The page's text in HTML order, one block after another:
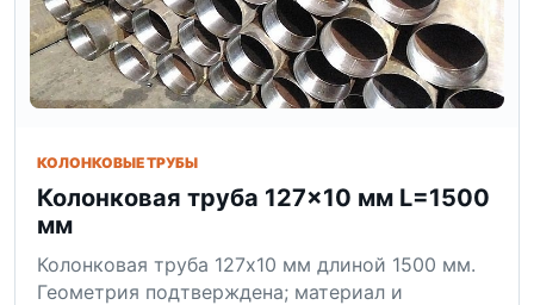
КОЛОНКОВЫЕ ТРУБЫ
Колонковая труба 127×10 мм L=1500
мм
Колонковая труба 127x10 мм длиной 1500 мм.
Геометрия подтверждена; материал и